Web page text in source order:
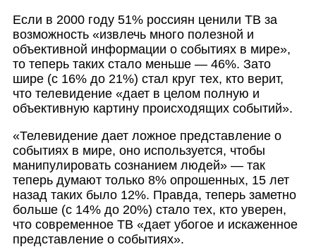
Если в 2000 году 51% россиян ценили ТВ за
возможность «извлечь много полезной и
объективной информации о событиях в мире»,
то теперь таких стало меньше — 46%. Зато
шире (с 16% до 21%) стал круг тех, кто верит,
что телевидение «дает в целом полную и
объективную картину происходящих событий».
«Телевидение дает ложное представление о
событиях в мире, оно используется, чтобы
манипулировать сознанием людей» — так
теперь думают только 8% опрошенных, 15 лет
назад таких было 12%. Правда, теперь заметно
больше (с 14% до 20%) стало тех, кто уверен,
что современное ТВ «дает убогое и искаженное
представление о событиях».